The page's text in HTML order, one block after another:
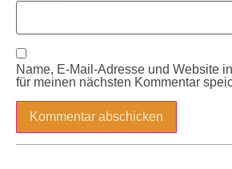
Name, E-Mail-Adresse und Website
für meinen nächsten Kommentar